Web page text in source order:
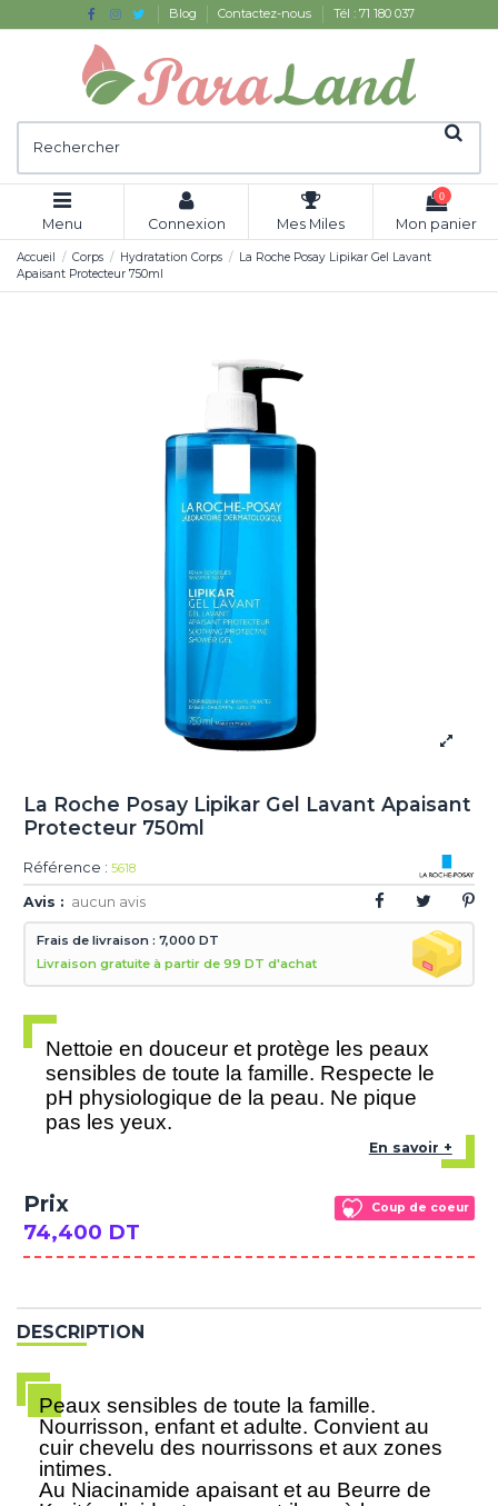
Blog Contactez-nous Tél : 71 180 037
Menu Connexion Mes Miles
0
Mon panier
Accueil Corps Hydratation Corps
La Roche Posay Lipikar Gel Lavant
Apaisant Protecteur 750ml
La Roche Posay Lipikar Gel Lavant Apaisant
Protecteur 750ml
Référence : 5618
Avis : aucun avis
Frais de livraison : 7,000 DT
Livraison gratuite à partir de 99 DT d'achat
Nettoie en douceur et protège les peaux
sensibles de toute la famille. Respecte le
pH physiologique de la peau. Ne pique
pas les yeux.
En savoir +
Prix
74,400 DT
Coup de coeur
DESCRIPTION
Peaux sensibles de toute la famille.
Nourrisson, enfant et adulte. Convient au
cuir chevelu des nourrissons et aux zones
intimes.
Au Niacinamide apaisant et au Beurre de